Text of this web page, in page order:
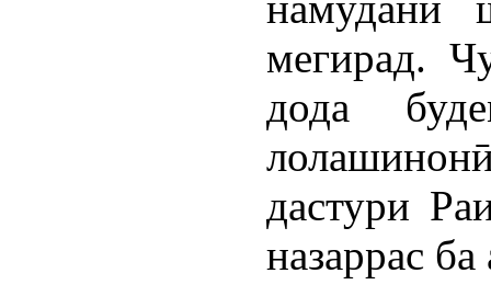
мегирад.
дода
дастури
назаррас